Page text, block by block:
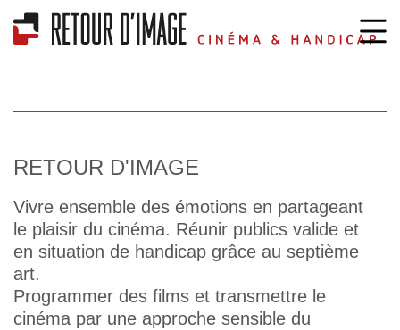
RETOUR D'IMAGE
Vivre ensemble des émotions en partageant
le plaisir du cinéma. Réunir publics valide et
en situation de handicap grâce au septième
art.
Programmer des films et transmettre le
cinéma par une approche sensible du